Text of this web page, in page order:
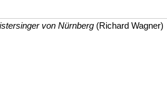
von Nürnberg (Richard Wagner)